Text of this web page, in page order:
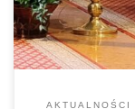
AKTUALNOŚCI